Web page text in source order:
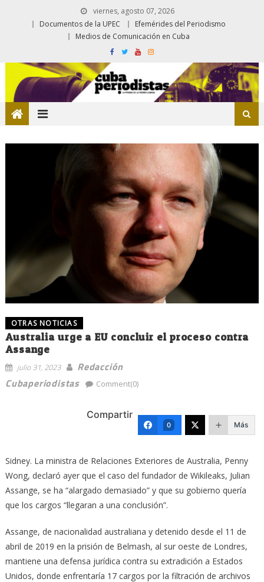
viernes, agosto 07, 2026
Documentos de la UPEC
Efemérides del Periodismo
Medios de Comunicación en Cuba
OTRAS NOTICIAS
Australia urge a EU concluir el proceso contra
Assange
julio 31, 2023
Redacción
Cubaperiodistas
Comment(0)
Compartir
0 Más
Sidney. La ministra de Relaciones Exteriores de Australia, Penny
Wong, declaró ayer que el caso del fundador de Wikileaks, Julian
Assange, se ha “alargado demasiado” y que su gobierno quería
que los cargos “llegaran a una conclusión”.
Assange, de nacionalidad australiana y detenido desde el 11 de
abril de 2019 en la prisión de Belmash, al sur oeste de Londres,
mantiene una defensa jurídica contra su extradición a Estados
Unidos, donde enfrentaría 17 cargos por la filtración de archivos